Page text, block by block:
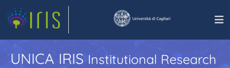
UNICA IRISInstitutional Research